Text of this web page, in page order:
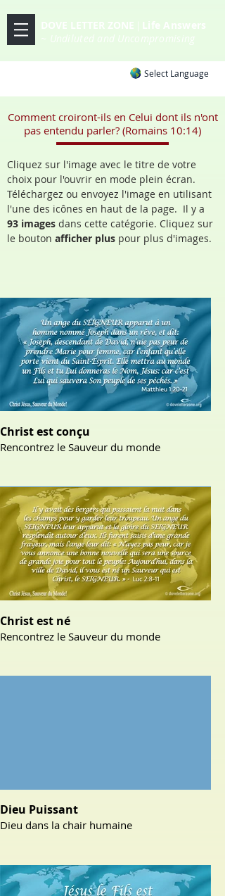
DOVE LETTER ZONE Life Answers
~ Undiluted and Uncompromising
Select Language
Comment croiront-ils en Celui dont ils n'ont
pas entendu parler? (Romains 10:14)
Cliquez sur l'image avec le titre de votre
choix pour l'ouvrir en mode plein écran.
Téléchargez ou envoyez l'image en utilisant
l'une des icônes en haut de la page. Il y a
93 images dans cette catégorie. Cliquez sur
le bouton afficher plus pour plus d'images.
Christ est conçu
Rencontrez le Sauveur du monde
Christ est né
Rencontrez le Sauveur du monde
Dieu Puissant
Dieu dans la chair humaine